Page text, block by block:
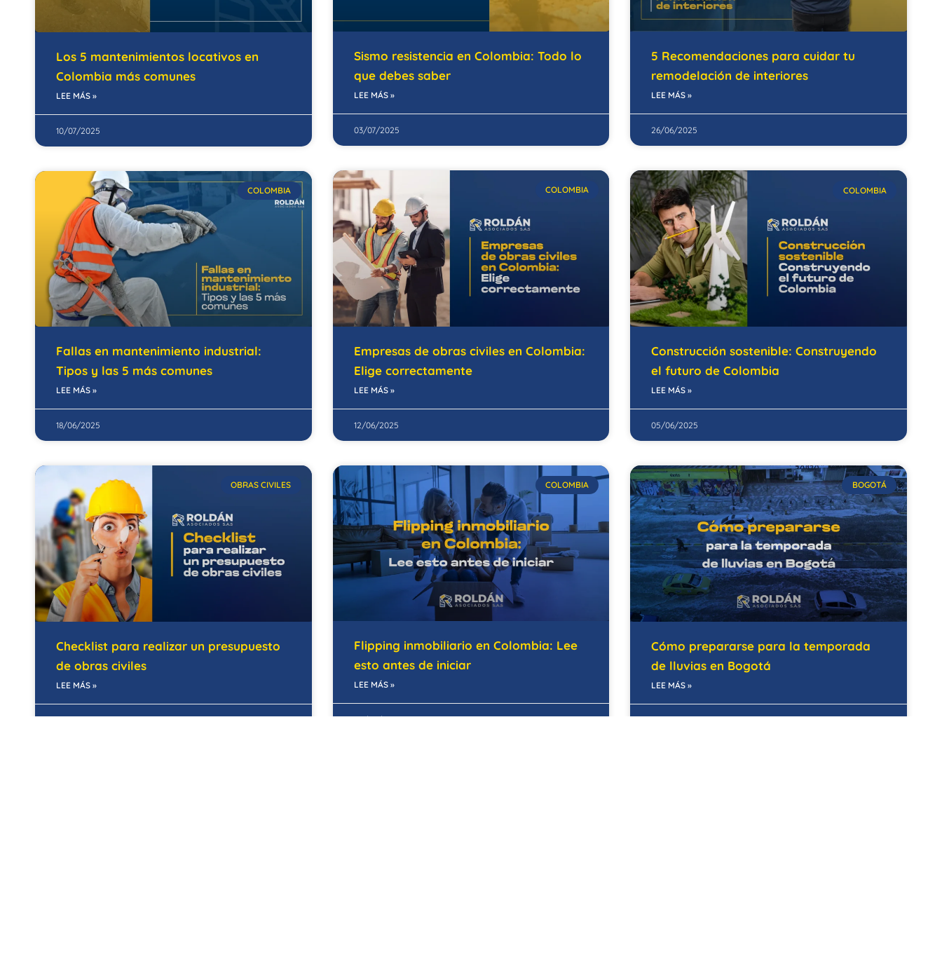
Los 5 mantenimientos locativos en
Colombia más comunes
LEE MÁS »
10/07/2025
Sismo resistencia en Colombia: Todo lo
que debes saber
LEE MÁS »
03/07/2025
5 Recomendaciones para cuidar tu
remodelación de interiores
LEE MÁS »
26/06/2025
COLOMBIA
Fallas en mantenimiento industrial:
Tipos y las 5 más comunes
LEE MÁS »
18/06/2025
COLOMBIA
Empresas de obras civiles en Colombia:
Elige correctamente
LEE MÁS »
12/06/2025
COLOMBIA
Construcción sostenible: Construyendo
el futuro de Colombia
LEE MÁS »
05/06/2025
OBRAS CIVILES
Checklist para realizar un presupuesto
de obras civiles
LEE MÁS »
29/05/2025
COLOMBIA
Flipping inmobiliario en Colombia: Lee
esto antes de iniciar
LEE MÁS »
22/05/2025
BOGOTÁ
Cómo prepararse para la temporada
de lluvias en Bogotá
LEE MÁS »
15/05/2025